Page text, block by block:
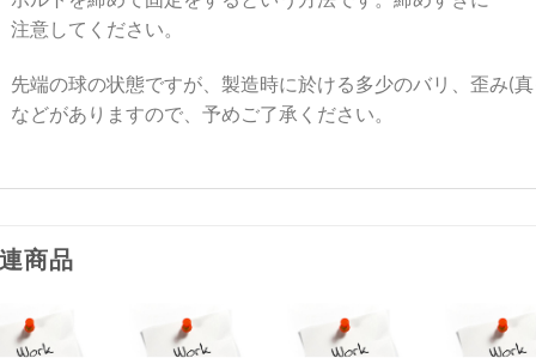
注意してください。
先端の球の状態ですが、製造時に於ける多少のバリ、歪み(真
などがありますので、予めご了承ください。
商品